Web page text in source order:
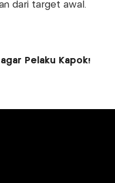
dari target awal.
Pelaku Kapok!